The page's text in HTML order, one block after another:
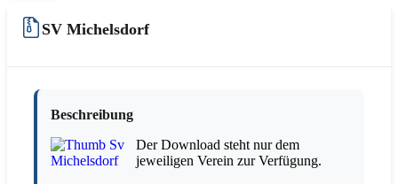
SV Michelsdorf
Beschreibung
Der Download steht nur dem
jeweiligen Verein zur Verfügung.